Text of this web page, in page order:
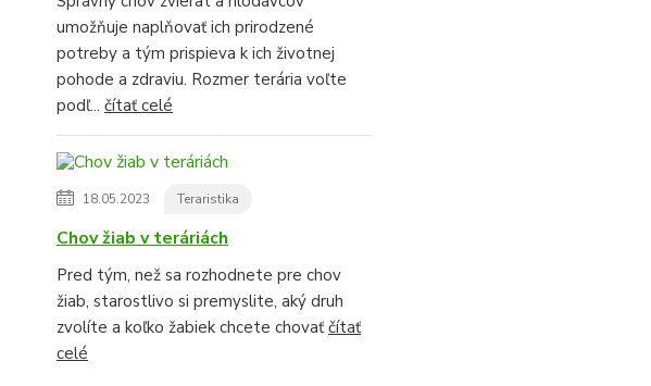
umožňuje naplňovať ich prirodzené
potreby a tým prispieva k ich životnej
pohode a zdraviu. Rozmer terária voľte
podľ... čítať celé
18.05.2023 Teraristika
Chov žiab v teráriách
Pred tým, než sa rozhodnete pre chov
žiab, starostlivo si premyslite, aký druh
zvolíte a koľko žabiek chcete chovaťčítať
celé